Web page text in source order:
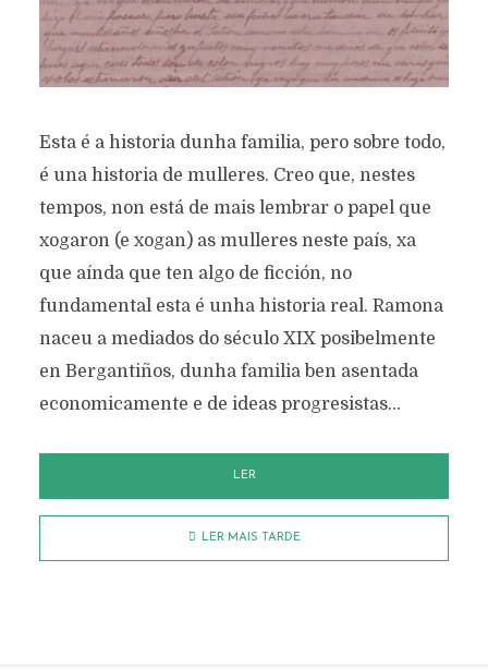
Esta é a historia dunha familia, pero sobre todo,
é una historia de mulleres. Creo que, nestes
tempos, non está de mais lembrar o papel que
xogaron (e xogan) as mulleres neste país, xa
que aínda que ten algo de ficción, no
fundamental esta é unha historia real. Ramona
naceu a mediados do século XIX posibelmente
en Bergantiños, dunha familia ben asentada
economicamente e de ideas progresistas...
LER
LER MAIS TARDE